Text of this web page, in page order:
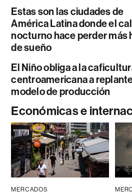
Estas son las ciudades de
América Latina donde el
nocturno hace perder más
de sueño
El Niño obliga a la
centroamericana a
modelo de producción
Económicas e
MERCADOS